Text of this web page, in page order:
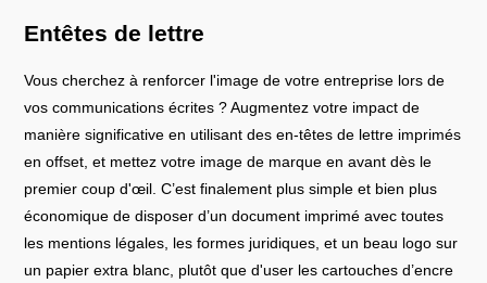
Entêtes de lettre
Vous cherchez à renforcer l'image de votre entreprise lors de
vos communications écrites ? Augmentez votre impact de
manière significative en utilisant des en-têtes de lettre imprimés
en offset, et mettez votre image de marque en avant dès le
premier coup d'œil. C’est finalement plus simple et bien plus
économique de disposer d’un document imprimé avec toutes
les mentions légales, les formes juridiques, et un beau logo sur
un papier extra blanc, plutôt que d'user les cartouches d’encre